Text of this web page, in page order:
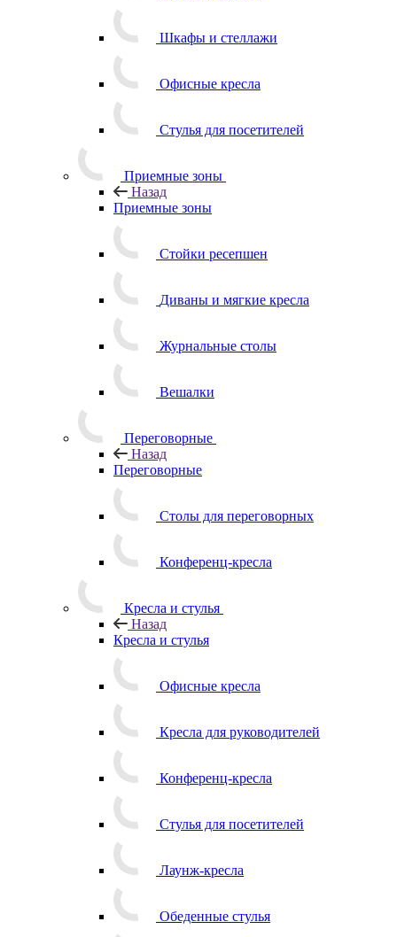
Шкафы и стеллажи
Офисные кресла
Стулья для посетителей
Приемные зоны
Назад
Приемные зоны
Стойки ресепшен
Диваны и мягкие кресла
Журнальные столы
Вешалки
Переговорные
Назад
Переговорные
Столы для переговорных
Конференц-кресла
Кресла и стулья
Назад
Кресла и стулья
Офисные кресла
Кресла для руководителей
Конференц-кресла
Стулья для посетителей
Лаунж-кресла
Обеденные стулья